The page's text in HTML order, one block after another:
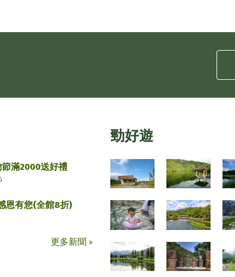
滿2000送好禮
恩有您(全館8折)
更多新聞
勁好遊